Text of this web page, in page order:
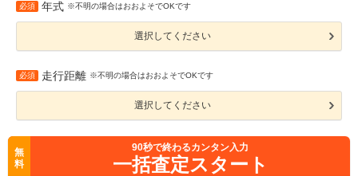
必須 年式 ※不明の場合はおおよそでOKです
選択してください
必須 走行距離 ※不明の場合はおおよそでOKです
選択してください
無
料
90秒で終わるカンタン入力
一括査定スタート